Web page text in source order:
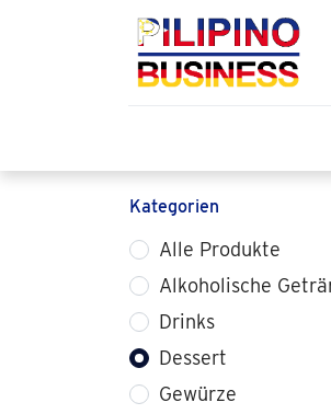
Kategorien
Alle Produkte
Alkoholische
Drinks
Dessert
Gewürze